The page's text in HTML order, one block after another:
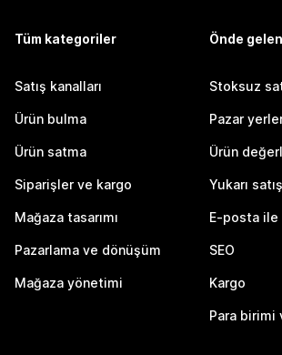
Tüm kategoriler
Satış kanalları
Ürün bulma
Ürün satma
Siparişler ve kargo
Mağaza tasarımı
Pazarlama ve dönüşüm
Mağaza yönetimi
Önde
Stoksuz
Pazar
Ürün
Yukarı
E-posta ile
SEO
Kargo
Para birimi